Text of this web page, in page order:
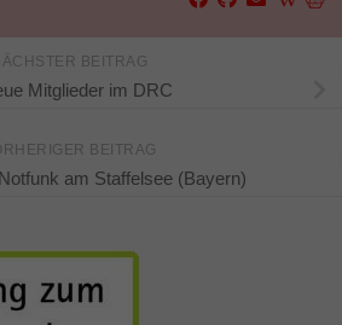
BEITRAG
Mitglieder im DRC
BEITRAG
am Staffelsee (Bayern)